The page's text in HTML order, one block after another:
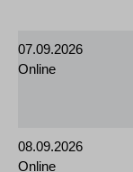
07.09.2026
Online
08.09.2026
Online